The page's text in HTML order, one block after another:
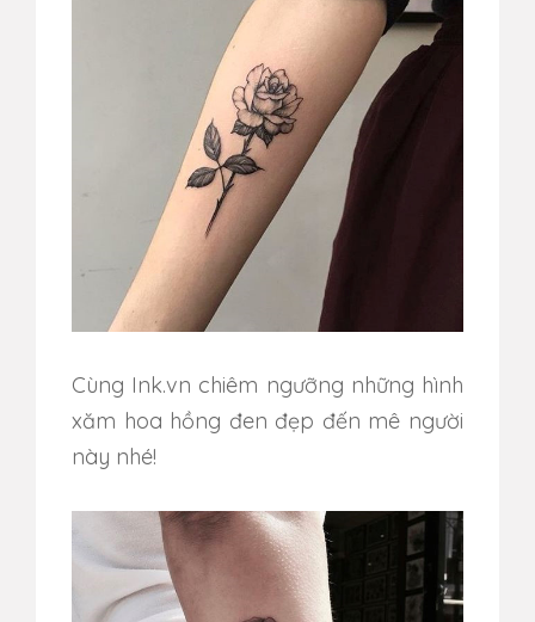
Cùng Ink.vn chiêm ngưỡng những hình
xăm hoa hồng đen đẹp đến mê người
này nhé!